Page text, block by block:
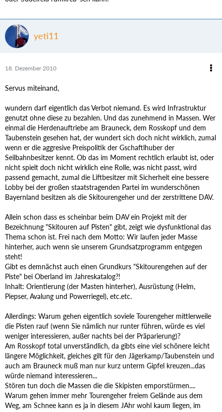
yeti11
18. Dezember 2010
Servus miteinand,
wundern darf eigentlich das Verbot niemand. Es wird Infrastruktur
genutzt ohne diese zu bezahlen. Und das zunehmend in Massen. Wer
einmal die Herdenauftriebe am Brauneck, dem Rosskopf und dem
Taubenstein gesehen hat, der wundert sich doch nicht wirklich, zumal
wenn er die aggresive Preispolitik der Gschaftlhuber der
Seilbahnbesitzer kennt. Ob das im Moment rechtlich erlaubt ist, oder
nicht spielt doch nicht wirklich eine Rolle, was nicht passt, wird
passend gemacht, zumal die Liftbesitzer mit Sicherheit eine bessere
Lobby bei der großen staatstragenden Partei im wunderschönen
Bayernland besitzen als die Skitourengeher und der zerstrittene DAV.
Allein schon dass es scheinbar beim DAV ein Projekt mit der
Bezeichnung "Skitouren auf Pisten" gibt, zeigt wie dysfunktional das
Thema schon ist. Frei nach dem Motto: Wir laufen jeder Masse
hinterher, auch wenn sie unserem Grundsatzprogramm entgegen
steht!
Gibt es demnächst auch einen Grundkurs "Skitourengehen auf der
Piste" bei Oberland im Jahreskatalog?!
Inhalt: Orientierung (der Masten hinterher), Ausrüstung (Helm,
Piepser, Avalung und Powerriegel), etc.etc.
Allerdings: Warum gehen eigentlich soviele Tourengeher mittlerweile
die Pisten rauf (wenn Sie nämlich nur runter führen, würde es viel
weniger interessieren, außer nachts bei der Präparierung)?
Am Rosskopf total unverständlich, da gibts eine viel schönere leicht
längere Möglichkeit, gleiches gilt für den Jägerkamp/Taubenstein und
auch am Brauneck muß man nur kurz unterm Gipfel kreuzen...das
würde niemand interessieren...
Stören tun doch die Massen die die Skipisten emporstürmen....
Warum gehen immer mehr Tourengeher freiem Gelände aus dem
Weg, am Schnee kann es ja in diesem JAhr wohl kaum liegen, im